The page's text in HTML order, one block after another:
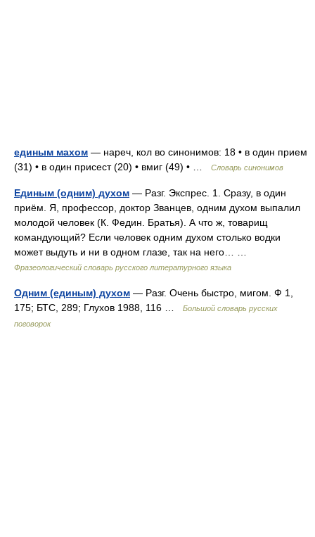
единым махом — нареч, кол во синонимов: 18 • в один прием
(31) • в один присест (20) • вмиг (49) • …
Словарь синонимов
Единым (одним) духом — Разг. Экспрес. 1. Сразу, в один
приём. Я, профессор, доктор Званцев, одним духом выпалил
молодой человек (К. Федин. Братья). А что ж, товарищ
командующий? Если человек одним духом столько водки
может выдуть и ни в одном глазе, так на него… …
Фразеологический словарь русского литературного языка
Одним (единым) духом — Разг. Очень быстро, мигом. Ф 1,
175; БТС, 289; Глухов 1988, 116 …
Большой словарь русских
поговорок